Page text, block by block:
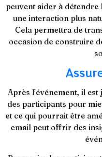
peuvent aider à
une interaction plus
Cela permettra de
occasion de construire
Après l’événement, il
des participants pour
et ce qui pourrait être
email peut offrir des